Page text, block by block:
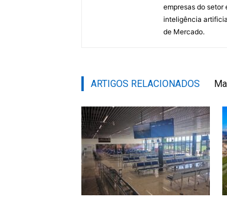
empresas do
inteligência
de Mercado.
ARTIGOS RELACIONADOS